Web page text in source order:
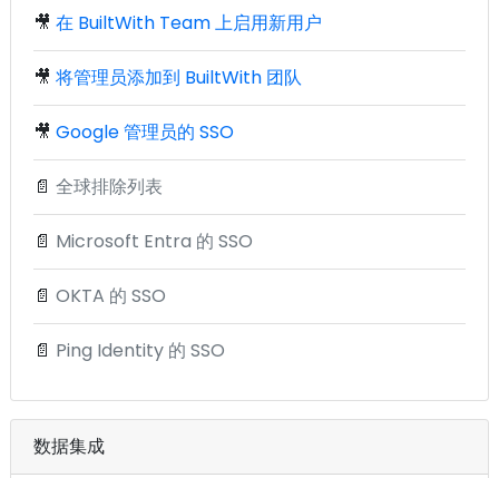
🎥 在 BuiltWith Team 上启用新用户
🎥 将管理员添加到 BuiltWith 团队
🎥 Google 管理员的 SSO
📄 全球排除列表
📄 Microsoft Entra 的 SSO
📄 OKTA 的 SSO
📄 Ping Identity 的 SSO
数据集成